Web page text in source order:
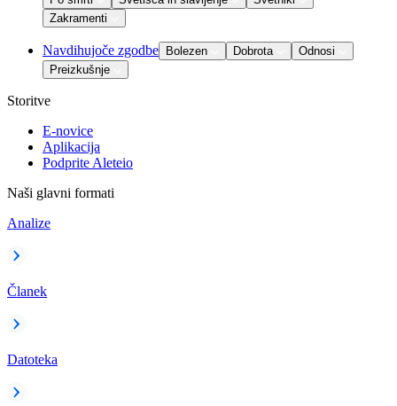
Zakramenti
Navdihujoče zgodbe Bolezen Dobrota
Odnosi
Preizkušnje
Storitve
E-novice
Aplikacija
Podprite Aleteio
Naši glavni formati
Analize
Članek
Datoteka